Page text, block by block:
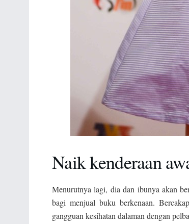
Naik kenderaan
Menurutnya lagi, dia dan ibunya akan
bagi menjual buku berkenaan.
gangguan kesihatan dalaman dengan